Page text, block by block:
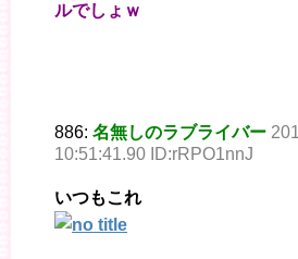
ルでしょｗ
886: 名無しのラブライバー
10:51:41.90 ID:rRPO1nnJ
いつもこれ